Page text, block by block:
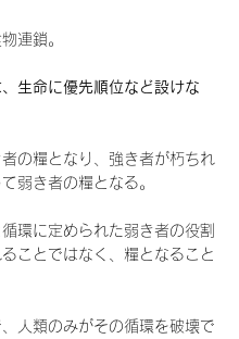
連鎖。
生命に優先順位など設けな
の糧となり、強き者が朽ちれ
弱き者の糧となる。
環に定められた弱き者の役割
ことではなく、糧となること
人類のみがその循環を破壊で